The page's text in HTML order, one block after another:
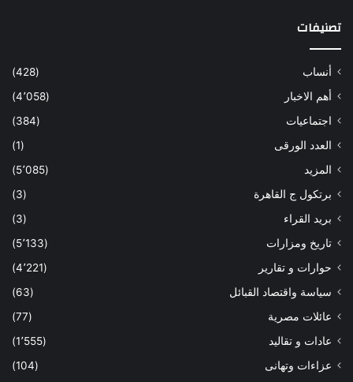
تصنيفات
أنساب
(428)
أهم الاخبار
(4٬058)
اجتماعيات
(384)
العدد الورقى
(1)
المزيد
(5٬085)
برتكول ج القاهرة
(3)
بريد القراء
(3)
تاريخ ومزارات
(5٬133)
حوارات و تقارير
(4٬221)
سياسة واقتصاد القبائل
(63)
عائلات مصرية
(77)
عادات و تقاليد
(1٬555)
عزاءات وتهانى
(104)